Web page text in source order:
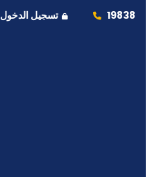
19838 تسجيل الدخول